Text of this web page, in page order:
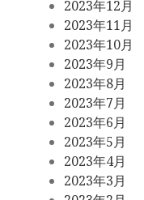
2023年12月
2023年11月
2023年10月
2023年9月
2023年8月
2023年7月
2023年6月
2023年5月
2023年4月
2023年3月